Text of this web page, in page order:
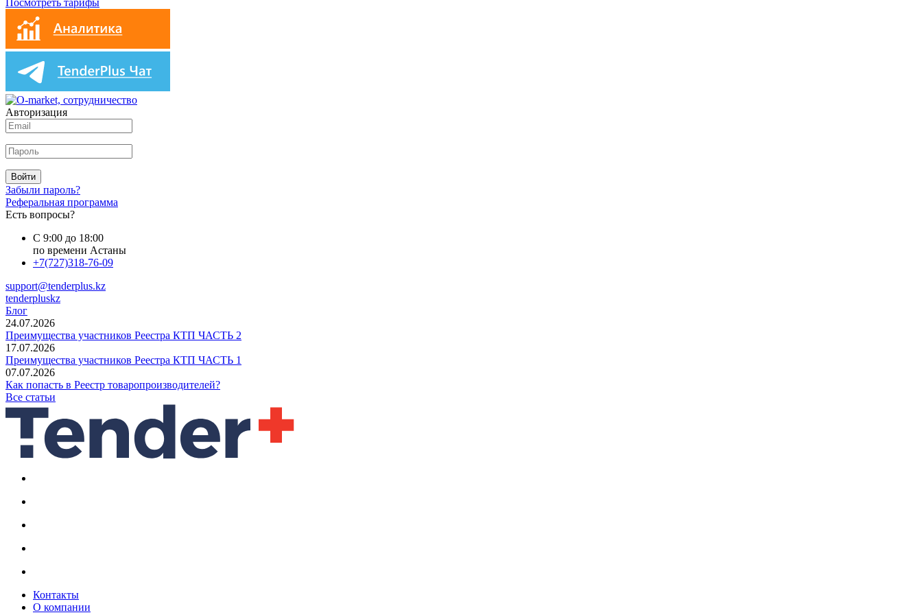
Авторизация
Войти
Забыли пароль?
Реферальная программа
Есть вопросы?
С 9:00 до 18:00
по времени Астаны
+7(727)318-76-09
support@tenderplus.kz
tenderpluskz
Блог
24.07.2026
Преимущества участников Реестра КТП ЧАСТЬ 2
17.07.2026
Преимущества участников Реестра КТП ЧАСТЬ 1
07.07.2026
Как попасть в Реестр товаропроизводителей?
Все статьи
Контакты
О компании